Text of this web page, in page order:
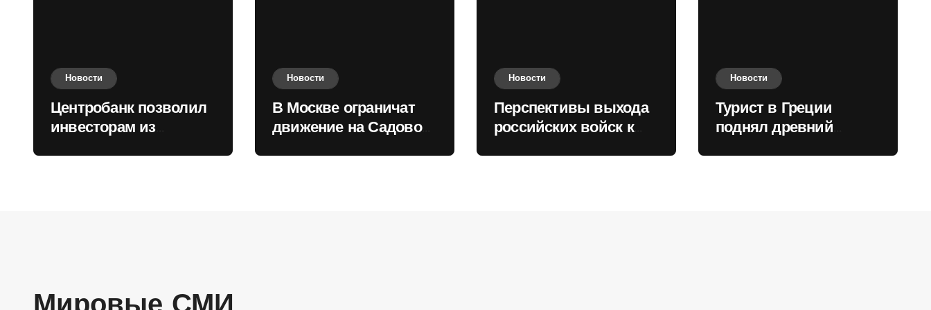
Новости
Центробанк позволил
инвесторам из
Новости
В Москве ограничат
движение на Садовом
Новости
Перспективы выхода
российских войск к
Новости
Турист в Греции
поднял древний